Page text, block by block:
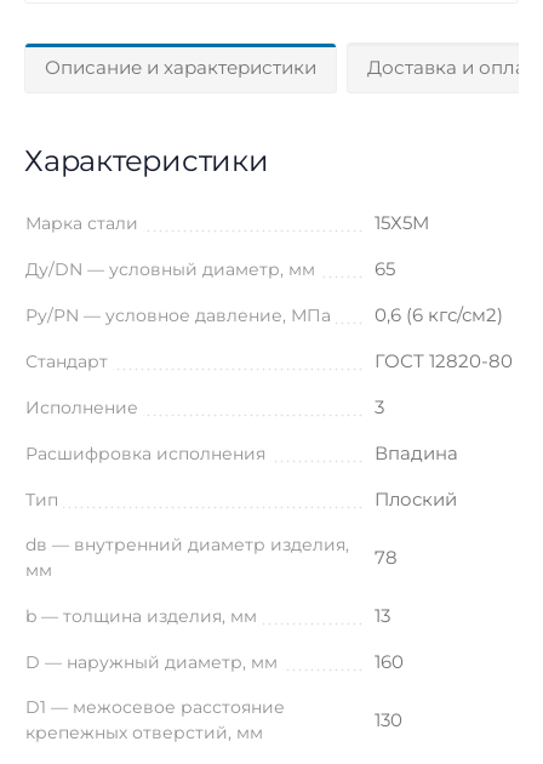
Описание и характеристики Доставка и
Характеристики
Марка стали 15Х5М
Ду/DN — условный диаметр, мм 65
Ру/PN — условное давление, МПа 0,6 (6 кгс/см2)
Стандарт ГОСТ 12820-80
Исполнение 3
Расшифровка исполнения Впадина
Тип Плоский
dв — внутренний диаметр изделия,
мм
78
b — толщина изделия, мм 13
D — наружный диаметр, мм 160
D1 — межосевое расстояние
крепежных отверстий, мм
130